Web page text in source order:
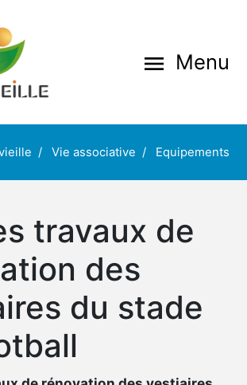
menu Menu
Vie associative Equipements
travaux de
des
du stade